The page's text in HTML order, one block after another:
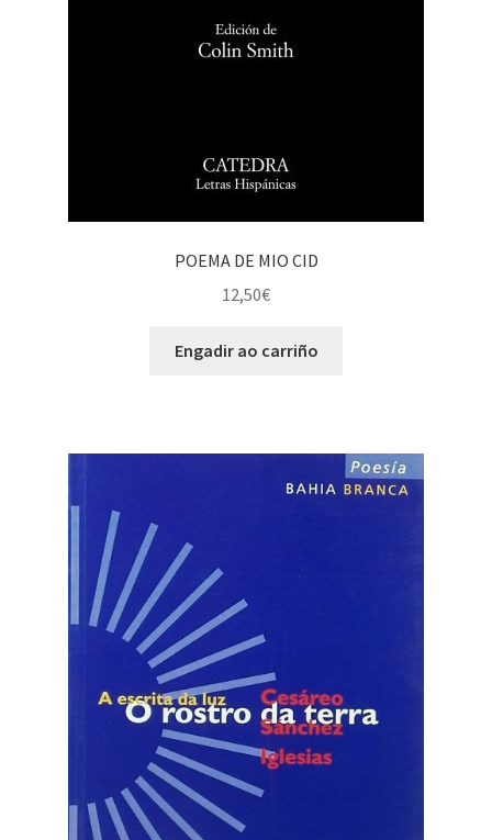
POEMA DE MIO CID
12,50€
Engadir ao carriño